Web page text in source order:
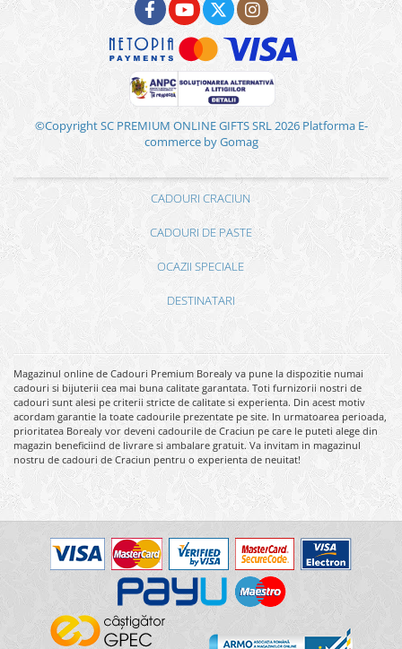
©Copyright SC PREMIUM ONLINE GIFTS SRL 2026 Platforma E-
commerce by Gomag
CADOURI CRACIUN
CADOURI DE PASTE
OCAZII SPECIALE
DESTINATARI
Magazinul online de Cadouri Premium Borealy va pune la dispozitie numai
cadouri si bijuterii cea mai buna calitate garantata. Toti furnizorii nostri de
cadouri sunt alesi pe criterii stricte de calitate si experienta. Din acest motiv
acordam garantie la toate cadourile prezentate pe site. In urmatoarea perioada,
prioritatea Borealy vor deveni cadourile de Craciun pe care le puteti alege din
magazin beneficiind de livrare si ambalare gratuit. Va invitam in magazinul
nostru de cadouri de Craciun pentru o experienta de neuitat!